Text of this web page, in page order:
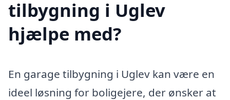
tilbygning i Uglev
hjælpe med?
En garage tilbygning i Uglev kan være en
ideel løsning for boligejere, der ønsker at